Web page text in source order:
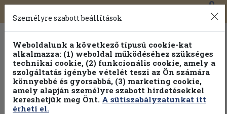
Toggle
navigation
0
Személyre szabott beállítások
Weboldalunk a következő típusú cookie-kat
alkalmazza: (1) weboldal működéséhez szükséges
technikai cookie, (2) funkcionális cookie, amely a
szolgáltatás igénybe vételét teszi az Ön számára
könnyebbé és gyorsabbá, (3) marketing cookie,
amely alapján személyre szabott hirdetésekkel
kereshetjük meg Önt. A sütiszabályzatunkat itt
érheti el.